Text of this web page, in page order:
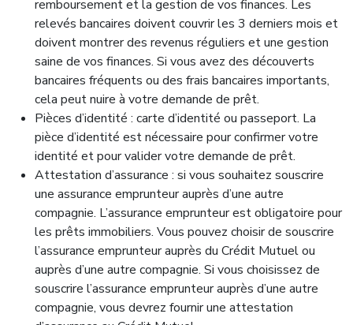
remboursement et la gestion de vos finances. Les
relevés bancaires doivent couvrir les 3 derniers mois et
doivent montrer des revenus réguliers et une gestion
saine de vos finances. Si vous avez des découverts
bancaires fréquents ou des frais bancaires importants,
cela peut nuire à votre demande de prêt.
Pièces d’identité : carte d’identité ou passeport. La
pièce d’identité est nécessaire pour confirmer votre
identité et pour valider votre demande de prêt.
Attestation d’assurance : si vous souhaitez souscrire
une assurance emprunteur auprès d’une autre
compagnie. L’assurance emprunteur est obligatoire pour
les prêts immobiliers. Vous pouvez choisir de souscrire
l’assurance emprunteur auprès du Crédit Mutuel ou
auprès d’une autre compagnie. Si vous choisissez de
souscrire l’assurance emprunteur auprès d’une autre
compagnie, vous devrez fournir une attestation